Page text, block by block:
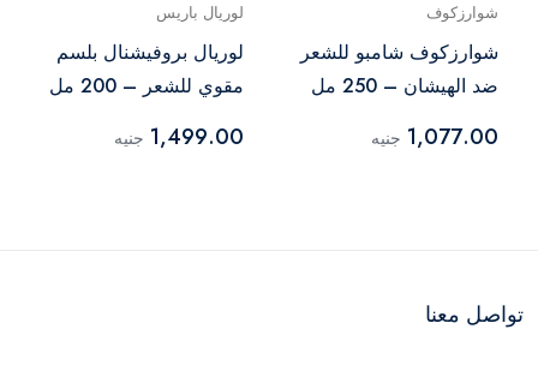
شوارزكوف
شوارزكوف شامبو للشعر
ضد الهيشان – 250 مل
1,077.00 جنيه
لوريال باريس
لوريال بروفيشنال بلسم
مقوي للشعر – 200 مل
1,499.00 جنيه
تواصل معنا